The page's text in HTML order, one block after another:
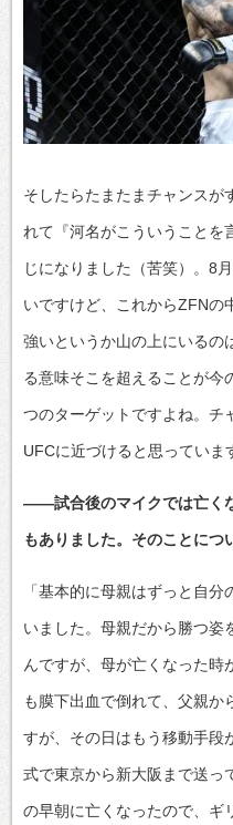
そしたらたまたまチャンスが
れて『河名がこういうことを
じになりました（苦笑）。8
いですけど、これからZFNの
強いというか山の上にいるの
る意味そこを超えることが今
つのターゲットですよね。チ
UFCに近づけると思っていま
――試合後のマイクでは亡く
もありました。そのことにつ
「基本的に母親はずっと自
いました。母親だから勝つ姿
んですが、母が亡くなった時
も膜下出血で倒れて、父親か
すが、その日はもう移動手段
式で東京から新大阪まで送っ
の早朝に亡くなったので、ギ